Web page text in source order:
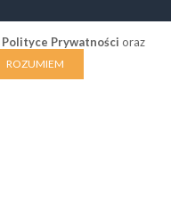
Polityce Prywatności oraz
ROZUMIEM